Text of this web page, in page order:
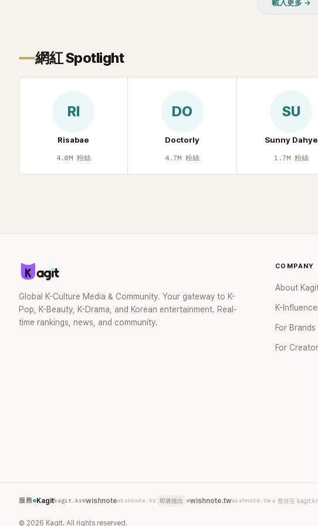
載入更多 →
網紅 Spotlight
RI
Risabae
4.0M 粉絲
DO
Doctorly
4.7M 粉絲
SU
Sunny Dahye
1.7M 粉絲
Global K-Culture Media & Community. Your gateway to K-
Pop, K-Beauty, K-Drama, and Korean entertainment. Real-
time rankings, news, and community.
COMPANY
About
K-
For Brands
For
服務 Kagitkagit.kr wishnotewishnote.kr 即將推出 wishnote.twwishnote.tw→ 整併至
© 2026 Kagit. All rights reserved.